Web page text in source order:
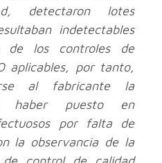
detectaron lotes
indetectables
de los controles de
aplicables, por tanto,
al fabricante la
haber puesto en
por falta de
la observancia de la